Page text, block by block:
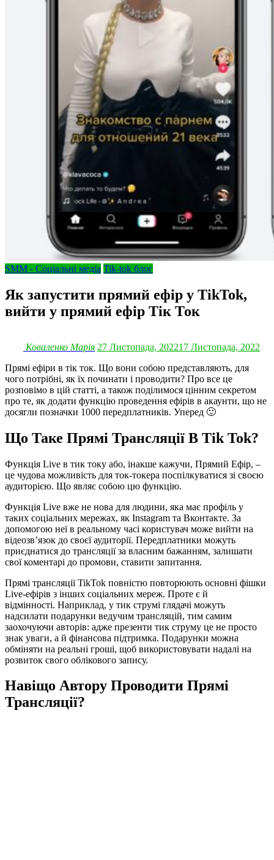
SMM - Соціальні медіа Tik-tok блог
Як запустити прямий ефір у TikTok,
вийти у прямий ефір Тік Ток
Коваленко Марія 27 Листопада, 202217 Листопада, 2022
Прямі ефіри в тік ток. Що вони собою представляють, для
чого потрібні, як їх починати і проводити? Про все це
розповімо в цій статті, а також поділимося цінним секретом
про те, як додати функцію проведення ефірів в акаунти, що не
досягли позначки 1000 передплатників. Уперед 🙂
Що Таке Прямі Трансляції В Tik Tok?
Функція Live в тик току або, інакше кажучи, Прямий Ефір, –
це чудова можливість для ток-токера поспілкуватися зі своєю
аудиторією. Що являє собою цю функцію.
Функція Live вже не нова для людини, яка має профіль у
таких соціальних мережах, як Instagram та Вконтакте. За
допомогою неї в реальному часі користувач може вийти на
відеозв’язок до своєї аудиторії. Передплатники можуть
приєднатися до трансляції за власним бажанням, залишати
свої коментарі до промови, ставити запитання.
Прямі трансляції TikTok повністю повторюють основні фішки
Live-ефірів з інших соціальних мереж. Проте є й
відмінності. Наприклад, у тик струмі глядачі можуть
надсилати подарунки ведучим трансляцій, тим самим
заохочуючи авторів: адже презенти тик струму це не просто
знак уваги, а й фінансова підтримка. Подарунки можна
обміняти на реальні гроші, щоб використовувати надалі на
розвиток свого облікового запису.
Навіщо Автору Проводити Прямі
Трансляції?